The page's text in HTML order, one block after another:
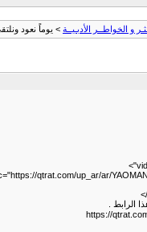
و الخواطــر الأدبـيــة > يوماً نعود
الرابط .
https://